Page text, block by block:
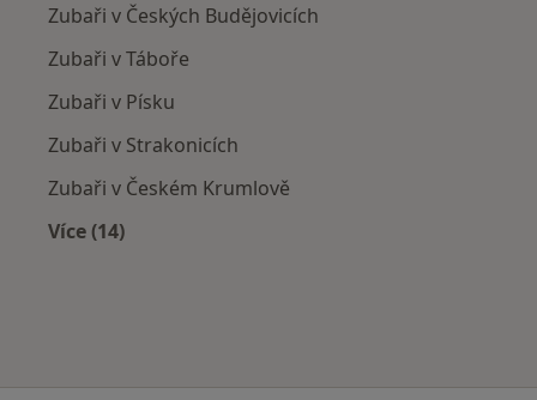
Zubaři v Českých Budějovicích
Zubaři v Táboře
Zubaři v Písku
Zubaři v Strakonicích
Zubaři v Českém Krumlově
Více (14)